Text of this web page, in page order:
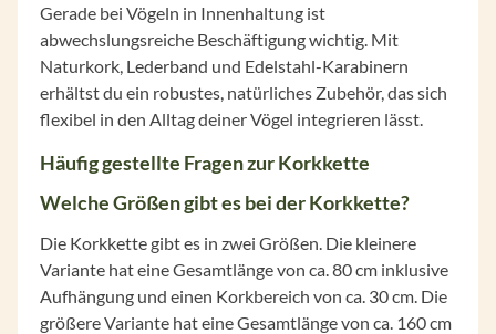
Gerade bei Vögeln in Innenhaltung ist
abwechslungsreiche Beschäftigung wichtig. Mit
Naturkork, Lederband und Edelstahl-Karabinern
erhältst du ein robustes, natürliches Zubehör, das sich
flexibel in den Alltag deiner Vögel integrieren lässt.
Häufig gestellte Fragen zur Korkkette
Welche Größen gibt es bei der Korkkette?
Die Korkkette gibt es in zwei Größen. Die kleinere
Variante hat eine Gesamtlänge von ca. 80 cm inklusive
Aufhängung und einen Korkbereich von ca. 30 cm. Die
größere Variante hat eine Gesamtlänge von ca. 160 cm